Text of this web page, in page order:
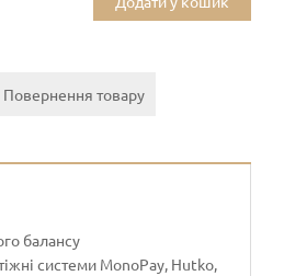
Повернення товару
балансу
системи MonoPay, Hutko,